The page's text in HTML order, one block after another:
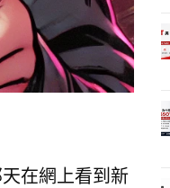
在網上看到新